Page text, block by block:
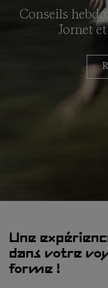
Conseils
Jornet
Une
dans votre
forme !